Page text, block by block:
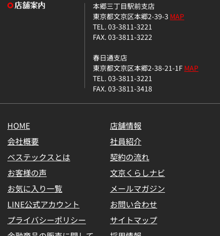
本郷三丁目駅前支店
東京都文京区本郷2-39-3 MAP
TEL. 03-3811-3221
FAX. 03-3811-3222
春日通支店
東京都文京区本郷2-38-21-1FMAP
TEL. 03-3811-3221
FAX. 03-3811-3418
HOME
店舗情報
会社概要
社員紹介
ベステックスとは
契約の流れ
お客様の声
文京くらしナビ
お気に入り一覧
メールマガジン
LINE公式アカウント
お問い合わせ
プライバシーポリシー
サイトマップ